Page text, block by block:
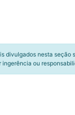
divulgados nesta
ou